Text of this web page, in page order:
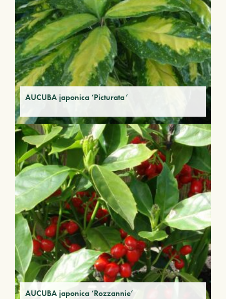
AUCUBA japonica ‘Picturata’
AUCUBA japonica ‘Rozzannie’